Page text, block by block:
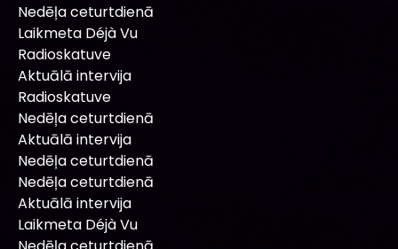
Nedēļa ceturtdienā
Laikmeta Déjà Vu
Radioskatuve
Aktuālā intervija
Radioskatuve
Nedēļa ceturtdienā
Aktuālā intervija
Nedēļa ceturtdienā
Nedēļa ceturtdienā
Aktuālā intervija
Laikmeta Déjà Vu